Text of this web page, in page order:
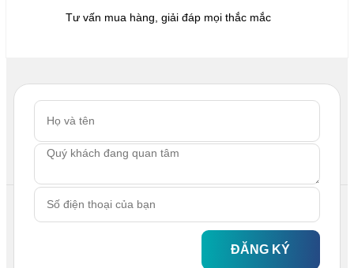
Tư vấn mua hàng, giải đáp mọi thắc mắc
ĐĂNG KÝ